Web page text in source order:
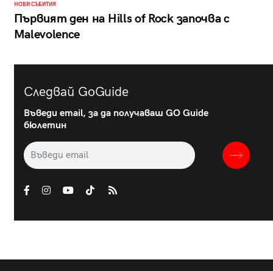
НОВИ СЪБИТИЯ
Първият ден на Hills of Rock започва с
Malevolence
Следвай GoGuide
Въведи email, за да получаваш GO Guide
бюлетин